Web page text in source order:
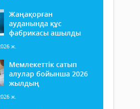
Жаңақорған
ауданында құс
фабрикасы ашылды
ж.
Мемлекеттік сатып
алулар бойынша 2026
жылдың
ж.